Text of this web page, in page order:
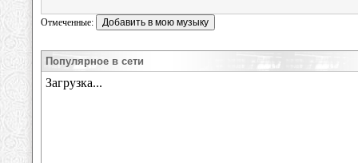
Отмеченные:
Популярное в сети